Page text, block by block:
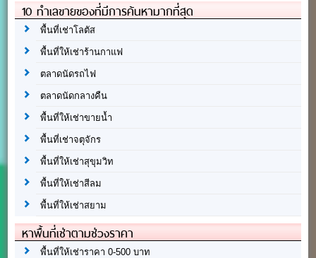
10 ทำเลขายของที่มีการค้นหามากที่สุด
พื้นที่เช่าโลตัส
พื้นที่ให้เช่าร้านกาแฟ
ตลาดนัดรถไฟ
ตลาดนัดกลางคืน
พื้นที่ให้เช่าขายน้ำ
พื้นที่เช่าจตุจักร
พื้นที่ให้เช่าสุขุมวิท
พื้นที่ให้เช่าสีลม
พื้นที่ให้เช่าสยาม
หาพื้นที่เช่าตามช่วงราคา
พื้นที่ให้เช่าราคา 0-500 บาท